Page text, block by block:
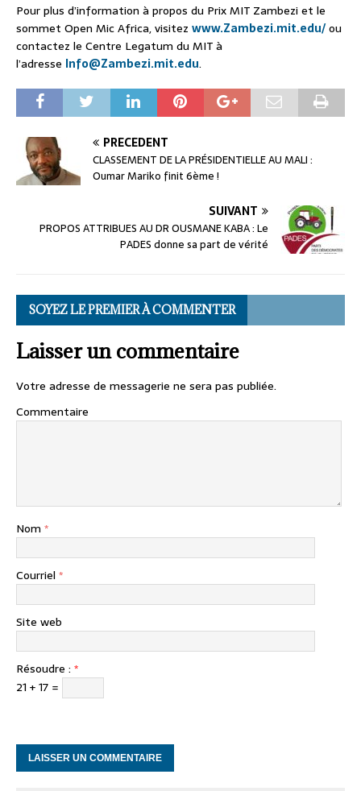
Pour plus d’information à propos du Prix MIT Zambezi et le
sommet Open Mic Africa, visitez www.Zambezi.mit.edu/ou
contactez le Centre Legatum du MIT à
l’adresse Info@Zambezi.mit.edu.
PRÉCÉDENT
CLASSEMENT DE LA PRÉSIDENTIELLE AU MALI :
Oumar Mariko finit 6ème !
SUIVANT
PROPOS ATTRIBUES AU DR OUSMANE KABA : Le
PADES donne sa part de vérité
SOYEZ LE PREMIER À COMMENTER
Laisser un commentaire
Votre adresse de messagerie ne sera pas publiée.
Commentaire
Nom *
Courriel *
Site web
Résoudre : *
21 + 17 =